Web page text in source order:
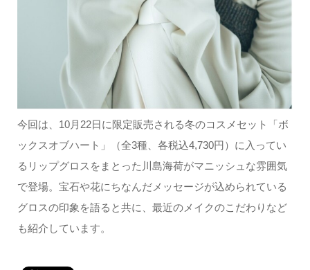
今回は、10月22日に限定販売される冬のコスメセット「ボ
ックスオブハート」（全3種、各税込4,730円）に入ってい
るリップグロスをまとった川島海荷がマニッシュな雰囲気
で登場。宝石や花にちなんだメッセージが込められている
グロスの印象を語ると共に、最近のメイクのこだわりなど
も紹介しています。